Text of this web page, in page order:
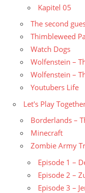
Kapitel 05
The second
Thimbleweed
Watch Dogs
Wolfenstein –
Wolfenstein –
Youtubers Life
Let's Play
Borderlands –
Minecraft
Zombie Army
Episode 1 –
Episode 2 –
Episode 3 –